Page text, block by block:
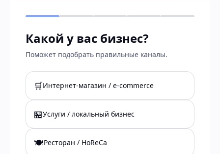
Какой у вас бизнес?
Поможет подобрать правильные каналы.
🛒Интернет-магазин / e-commerce
🏪Услуги / локальный бизнес
🍽️Ресторан / HoReCa